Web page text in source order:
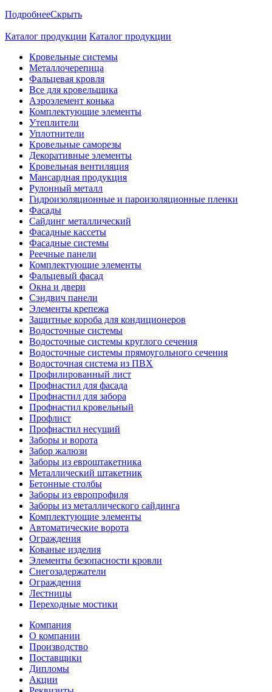
ПодробнееСкрыть
Каталог продукции Каталог продукции
Кровельные системы
Металлочерепица
Фальцевая кровля
Все для кровельщика
Аэроэлемент конька
Комплектующие элементы
Утеплители
Уплотнители
Кровельные саморезы
Декоративные элементы
Кровельная вентиляция
Мансардная продукция
Рулонный металл
Гидроизоляционные и пароизоляционные пленки
Фасады
Сайдинг металлический
Фасадные кассеты
Фасадные системы
Реечные панели
Комплектующие элементы
Фальцевый фасад
Окна и двери
Сэндвич панели
Элементы крепежа
Защитные короба для кондиционеров
Водосточные системы
Водосточные системы круглого сечения
Водосточные системы прямоугольного сечения
Водосточная система из ПВХ
Профилированный лист
Профнастил для фасада
Профнастил для забора
Профнастил кровельный
Профлист
Профнастил несущий
Заборы и ворота
Забор жалюзи
Заборы из евроштакетника
Металлический штакетник
Бетонные столбы
Заборы из европрофиля
Заборы из металлического сайдинга
Комплектующие элементы
Автоматические ворота
Ограждения
Кованые изделия
Элементы безопасности кровли
Снегозадержатели
Ограждения
Лестницы
Переходные мостики
Компания
О компании
Производство
Поставщики
Дипломы
Акции